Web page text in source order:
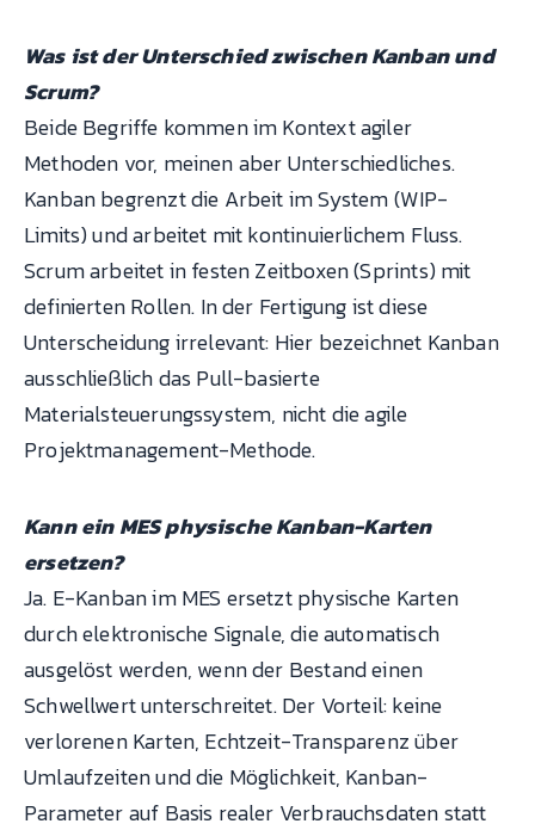
Was ist der Unterschied zwischen Kanban und
Scrum?
Beide Begriffe kommen im Kontext agiler
Methoden vor, meinen aber Unterschiedliches.
Kanban begrenzt die Arbeit im System (WIP-
Limits) und arbeitet mit kontinuierlichem Fluss.
Scrum arbeitet in festen Zeitboxen (Sprints) mit
definierten Rollen. In der Fertigung ist diese
Unterscheidung irrelevant: Hier bezeichnet Kanban
ausschließlich das Pull-basierte
Materialsteuerungssystem, nicht die agile
Projektmanagement-Methode.
Kann ein MES physische Kanban-Karten
ersetzen?
Ja. E-Kanban im MES ersetzt physische Karten
durch elektronische Signale, die automatisch
ausgelöst werden, wenn der Bestand einen
Schwellwert unterschreitet. Der Vorteil: keine
verlorenen Karten, Echtzeit-Transparenz über
Umlaufzeiten und die Möglichkeit, Kanban-
Parameter auf Basis realer Verbrauchsdaten statt